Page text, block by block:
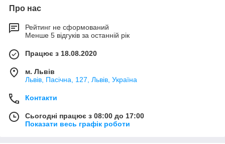
Про нас
Рейтинг не сформований
Менше 5 відгуків за останній рік
Працює з 18.08.2020
м. Львів
Львів, Пасічна, 127, Львів, Україна
Контакти
Сьогодні працює з 08:00 до 17:00
Показати весь графік роботи